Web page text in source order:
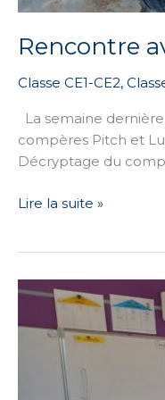
Rencontre
Classe CE1-CE2,
La semaine
compères Pitch et
Décryptage du
Lire la suite »
A
découverte